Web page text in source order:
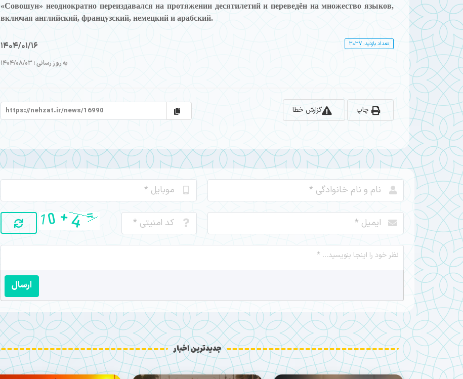
«Совошун» неоднократно переиздавался на протяжении десятилетий и переведён на множество языков,
включая английский, французский, немецкий и арабский.
1404/01/16
به روز رسانی : 1404/08/03
تعداد بازدید: 3037
گزارش خطا چاپ
ارسال
جدیدترین اخبار